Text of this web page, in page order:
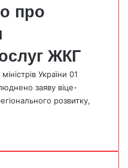
про
ЖКГ
України 01
заяву віце-
розвитку,